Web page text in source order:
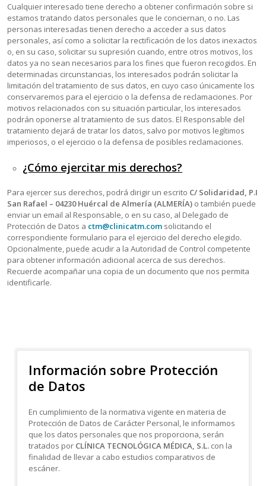
Cualquier interesado tiene derecho a obtener confirmación sobre si
estamos tratando datos personales que le conciernan, o no. Las
personas interesadas tienen derecho a acceder a sus datos
personales, así como a solicitar la rectificación de los datos inexactos
o, en su caso, solicitar su supresión cuando, entre otros motivos, los
datos ya no sean necesarios para los fines que fueron recogidos. En
determinadas circunstancias, los interesados podrán solicitar la
limitación del tratamiento de sus datos, en cuyo caso únicamente los
conservaremos para el ejercicio o la defensa de reclamaciones. Por
motivos relacionados con su situación particular, los interesados
podrán oponerse al tratamiento de sus datos. El Responsable del
tratamiento dejará de tratar los datos, salvo por motivos legítimos
imperiosos, o el ejercicio o la defensa de posibles reclamaciones.
¿Cómo ejercitar mis derechos?
Para ejercer sus derechos, podrá dirigir un escrito C/ Solidaridad, P.I
San Rafael – 04230 Huércal de Almería (ALMERÍA) o también puede
enviar un email al Responsable, o en su caso, al Delegado de
Protección de Datos a ctm@clinicatm.com solicitando el
correspondiente formulario para el ejercicio del derecho elegido.
Opcionalmente, puede acudir a la Autoridad de Control competente
para obtener información adicional acerca de sus derechos.
Recuerde acompañar una copia de un documento que nos permita
identificarle.
Información sobre Protección
de Datos
En cumplimiento de la normativa vigente en materia de
Protección de Datos de Carácter Personal, le informamos
que los datos personales que nos proporciona, serán
tratados por CLÍNICA TECNOLÓGICA MÉDICA, S.L. con la
finalidad de llevar a cabo estudios comparativos de
escáner.